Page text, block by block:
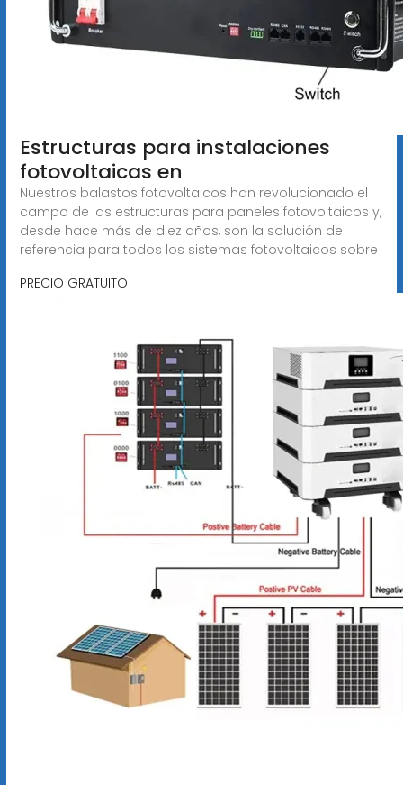
Estructuras para instalaciones
fotovoltaicas en
Nuestros balastos fotovoltaicos han revolucionado el
campo de las estructuras para paneles fotovoltaicos y,
desde hace más de diez años, son la solución de
referencia para todos los sistemas fotovoltaicos sobre
PRECIO GRATUITO